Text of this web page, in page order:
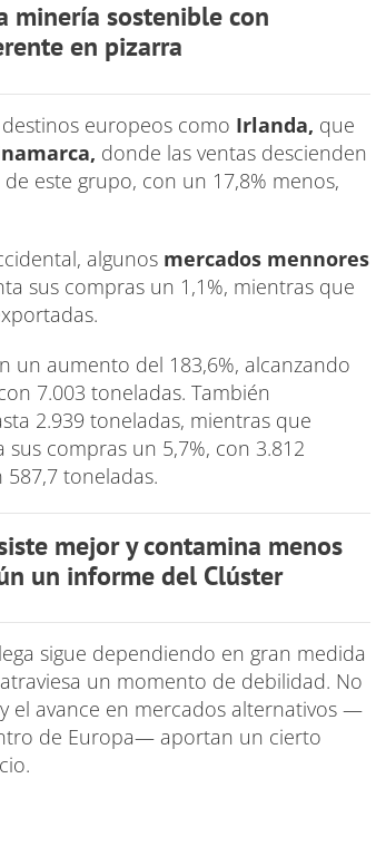
minería sostenible con
en pizarra
europeos como Irlanda, que
donde las ventas descienden
este grupo, con un 17,8% menos,
algunos mercados mennores
sus compras un 1,1%, mientras que
un aumento del 183,6%, alcanzando
7.003 toneladas. También
2.939 toneladas, mientras que
compras un 5,7%, con 3.812
587,7 toneladas.
mejor y contamina menos
un informe del Clúster
sigue dependiendo en gran medida
un momento de debilidad. No
el avance en mercados alternativos —
de Europa— aportan un cierto